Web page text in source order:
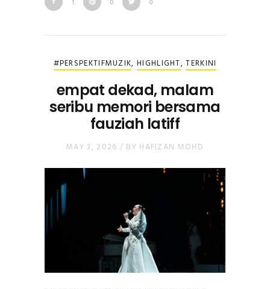
1 0 0
#PERSPEKTIFMUZIK, HIGHLIGHT,TERKINI
empat dekad, malam
seribu memori bersama
fauziah latiff
MAY 3, 2026 / BY HAFIZAN MOHD